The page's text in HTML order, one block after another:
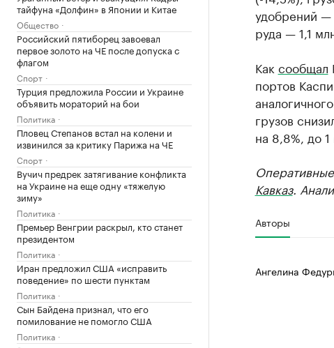
тайфуна «Долфин» в Японии и Китае
Общество
Российский пятиборец завоевал
первое золото на ЧЕ после допуска с
флагом
Спорт
Турция предложила России и Украине
объявить мораторий на бои
Политика
Пловец Степанов встал на колени и
извинился за критику Парижа на ЧЕ
Спорт
Вучич предрек затягивание конфликта
на Украине на еще одну «тяжелую
зиму»
Политика
Премьер Венгрии раскрыл, кто станет
президентом
Политика
Иран предложил США «исправить
поведение» по шести пунктам
Политика
Сын Байдена признал, что его
помилование не помогло США
Политика
удобрений —
руда — 1,1
Как сообщал
портов
грузов
на 8,8%, до 1
Кавказ.
Авторы
Ангелина